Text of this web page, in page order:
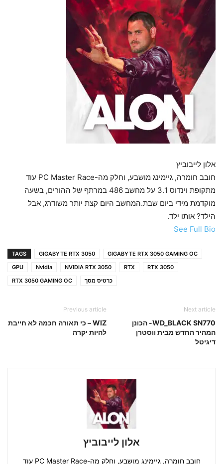
אלון לייבוביץ
חובב חומרה, גיימינג מושבע, וחלק מה-PC Master Race עוד
מתקופת וינדוס 3.1 על מחשב 486 במרתף של ההורים, בשעה
מוקדמת מידי ביום שבת.המחשב היום קצת יותר משודרג, אבל
הילד? אותו ילד.
See Full Bio
TAGS GIGABYTE RTX 3050
GIGABYTE RTX 3050 GAMING OC
GPU
Nvidia NVIDIA RTX 3050 RTX
RTX 3050
RTX 3050 GAMING OC
כרטיס מסך
Previous article
WIZ – כי תאורה חכמה לא חייבת
להיות יקרה
Next article
WD_BLACK SN770- הכונן
המהיר החדש מבית ווסטרן
דיגיטל
אלון לייבוביץ
חובב חומרה, גיימינג מושבע, וחלק מה-PC Master Race עוד